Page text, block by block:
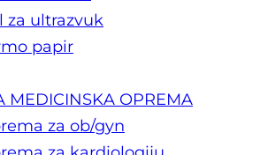
za ultrazvuk
papir
MEDICINSKA OPREMA
za ob/gyn